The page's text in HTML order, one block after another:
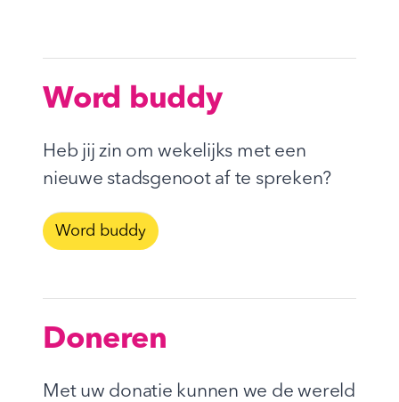
Word buddy
Heb jij zin om wekelijks met een
nieuwe stadsgenoot af te spreken?
Word buddy
Doneren
Met uw donatie kunnen we de wereld